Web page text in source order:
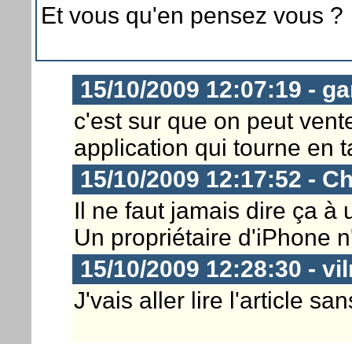
Et vous qu'en pensez vous ?
15/10/2009 12:07:19 -
c'est sur que on peut
application qui tourne en
15/10/2009 12:17:52 -
Il ne faut jamais dire ça à
Un propriétaire d'iPhone
15/10/2009 12:28:30 -
J'vais aller lire l'article